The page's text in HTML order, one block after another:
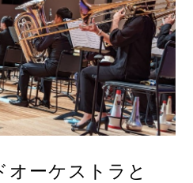
オーケストラと